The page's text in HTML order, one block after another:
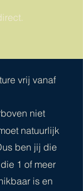
vrij vanaf
niet
natuurlijk
ben jij die
1 of meer
is en